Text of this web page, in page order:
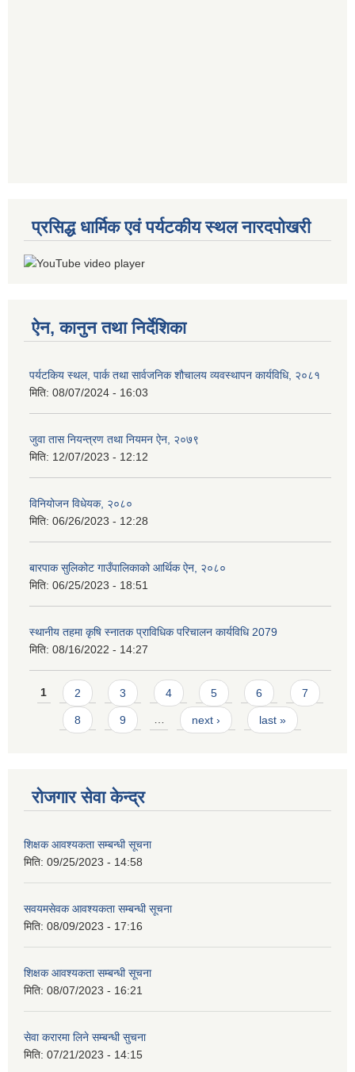
प्रसिद्ध धार्मिक एवं पर्यटकीय स्थल नारदपोखरी
ऐन, कानुन तथा निर्देशिका
पर्यटकिय स्थल, पार्क तथा सार्वजनिक शौचालय व्यवस्थापन कार्यविधि, २०८१
मिति: 08/07/2024 - 16:03
जुवा तास नियन्त्रण तथा नियमन ऐन, २०७९
मिति: 12/07/2023 - 12:12
विनियोजन विधेयक, २०८०
मिति: 06/26/2023 - 12:28
बारपाक सुलिकोट गाउँपालिकाको आर्थिक ऐन, २०८०
मिति: 06/25/2023 - 18:51
स्थानीय तहमा कृषि स्नातक प्राविधिक परिचालन कार्यविधि 2079
मिति: 08/16/2022 - 14:27
Pages
1 2 3 4 5 6 7
8 9 … next › last »
रोजगार सेवा केन्द्र
शिक्षक आवश्यकता सम्बन्धी सूचना
मिति: 09/25/2023 - 14:58
सवयमसेवक आवश्यकता सम्बन्धी सूचना
मिति: 08/09/2023 - 17:16
शिक्षक आवश्यकता सम्बन्धी सूचना
मिति: 08/07/2023 - 16:21
सेवा करारमा लिने सम्बन्धी सुचना
मिति: 07/21/2023 - 14:15